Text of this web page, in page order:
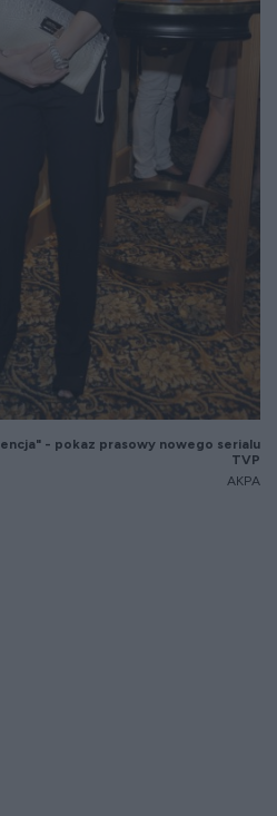
- pokaz prasowy nowego serialu
TVP
AKPA